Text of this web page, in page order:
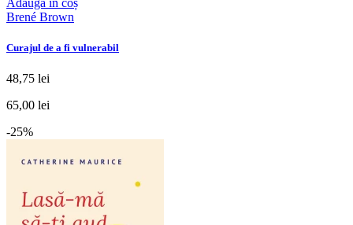
Adaugă în coș
Brené Brown
Curajul de a fi vulnerabil
48,75 lei
65,00 lei
-25%